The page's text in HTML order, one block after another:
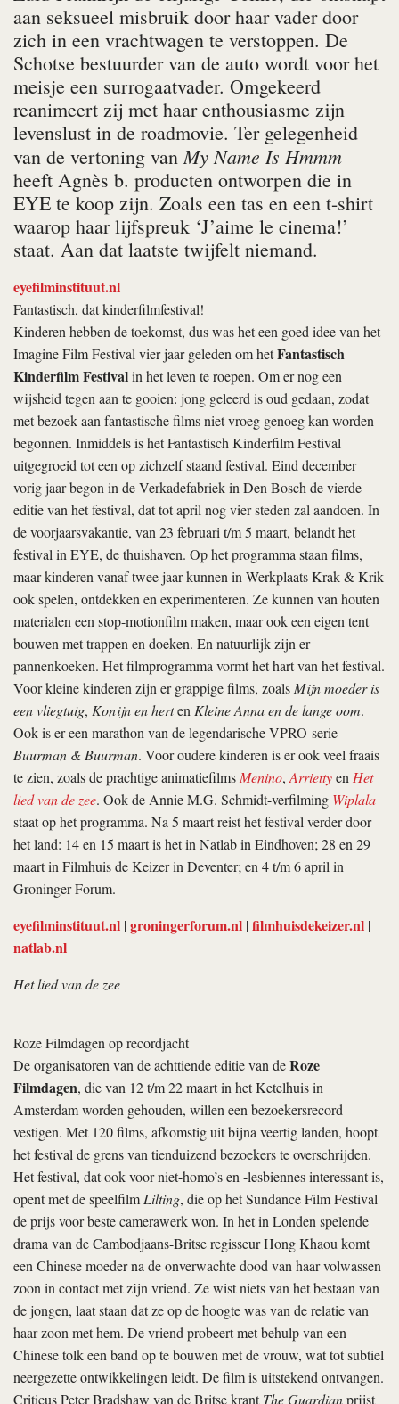
aan seksueel misbruik door haar vader door
zich in een vrachtwagen te verstoppen. De
Schotse bestuurder van de auto wordt voor het
meisje een surrogaatvader. Omgekeerd
reanimeert zij met haar enthousiasme zijn
levenslust in de roadmovie. Ter gelegenheid
van de vertoning vanMy Name Is Hmmm
heeft Agnès b. producten ontworpen die in
EYE te koop zijn. Zoals een tas en een t-shirt
waarop haar lijfspreuk ‘J’aime le cinema!’
staat. Aan dat laatste twijfelt niemand.
eyefilminstituut.nl
Fantastisch, dat kinderfilmfestival!
Kinderen hebben de toekomst, dus was het een goed idee van het
Imagine Film Festival vier jaar geleden om hetFantastisch
Kinderfilm Festivalin het leven te roepen. Om er nog een
wijsheid tegen aan te gooien: jong geleerd is oud gedaan, zodat
met bezoek aan fantastische films niet vroeg genoeg kan worden
begonnen. Inmiddels is het Fantastisch Kinderfilm Festival
uitgegroeid tot een op zichzelf staand festival. Eind december
vorig jaar begon in de Verkadefabriek in Den Bosch de vierde
editie van het festival, dat tot april nog vier steden zal aandoen. In
de voorjaarsvakantie, van 23 februari t/m 5 maart, belandt het
festival in EYE, de thuishaven. Op het programma staan films,
maar kinderen vanaf twee jaar kunnen in Werkplaats Krak & Krik
ook spelen, ontdekken en experimenteren. Ze kunnen van houten
materialen een stop-motionfilm maken, maar ook een eigen tent
bouwen met trappen en doeken. En natuurlijk zijn er
pannenkoeken. Het filmprogramma vormt het hart van het festival.
Voor kleine kinderen zijn er grappige films, zoalsMijn moeder is
een vliegtuig, Konijn en hertenKleine Anna en de lange oom.
Ook is er een marathon van de legendarische VPRO-serie
Buurman & Buurman. Voor oudere kinderen is er ook veel fraais
te zien, zoals de prachtige animatiefilmsMenino,ArriettyenHet
lied van de zee. Ook de Annie M.G. Schmidt-verfilming Wiplala
staat op het programma. Na 5 maart reist het festival verder door
het land: 14 en 15 maart is het in Natlab in Eindhoven; 28 en 29
maart in Filmhuis de Keizer in Deventer; en 4 t/m 6 april in
Groninger Forum.
eyefilminstituut.nl |groningerforum.nl |filmhuisdekeizer.nl |
natlab.nl
Het lied van de zee
Roze Filmdagen op recordjacht
De organisatoren van de achttiende editie van deRoze
Filmdagen, die van 12 t/m 22 maart in het Ketelhuis in
Amsterdam worden gehouden, willen een bezoekersrecord
vestigen. Met 120 films, afkomstig uit bijna veertig landen, hoopt
het festival de grens van tienduizend bezoekers te overschrijden.
Het festival, dat ook voor niet-homo’s en -lesbiennes interessant is,
opent met de speelfilmLilting, die op het Sundance Film Festival
de prijs voor beste camerawerk won. In het in Londen spelende
drama van de Cambodjaans-Britse regisseur Hong Khaou komt
een Chinese moeder na de onverwachte dood van haar volwassen
zoon in contact met zijn vriend. Ze wist niets van het bestaan van
de jongen, laat staan dat ze op de hoogte was van de relatie van
haar zoon met hem. De vriend probeert met behulp van een
Chinese tolk een band op te bouwen met de vrouw, wat tot subtiel
neergezette ontwikkelingen leidt. De film is uitstekend ontvangen.
Criticus Peter Bradshaw van de Britse krantThe Guardianprijst